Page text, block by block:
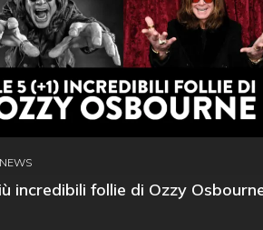
incredibili follie di Ozzy